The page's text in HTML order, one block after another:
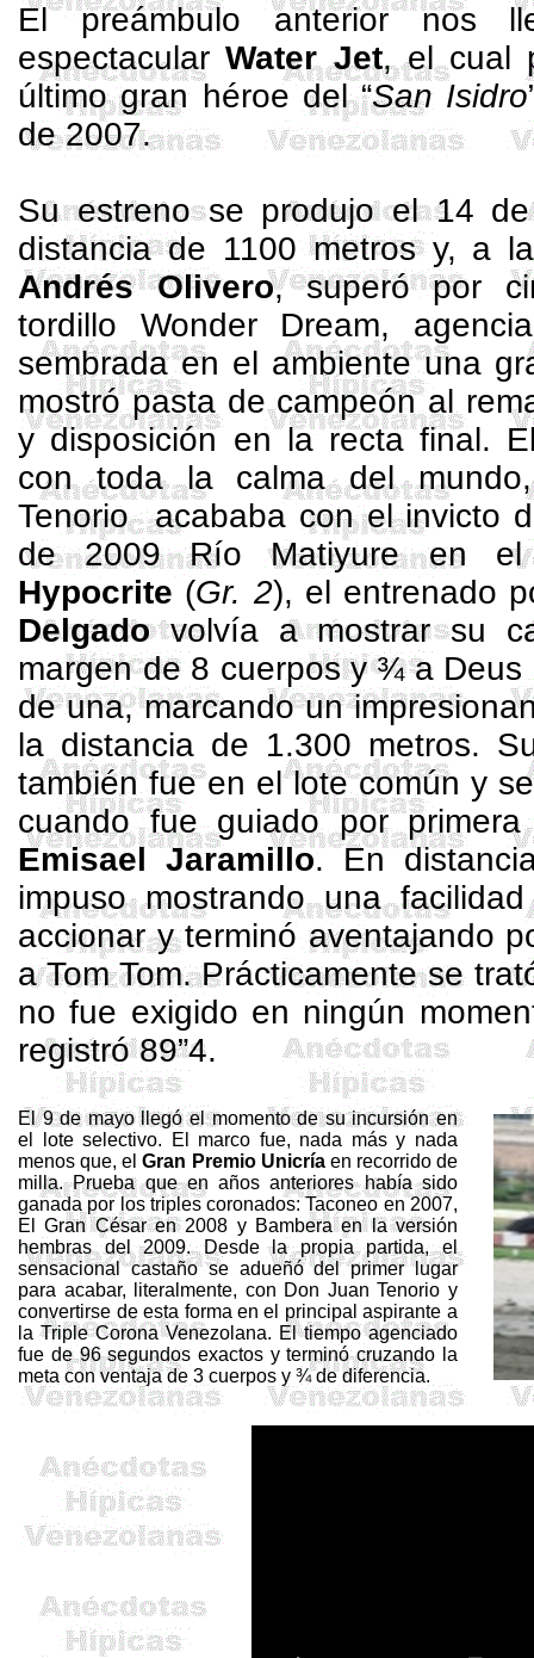
El preámbulo anterior nos
espectacularWaterJet, el cual
último gran héroe del “San Isidro
de 2007.
Su estreno se produjo el 14
distancia de 1100 metrosy, a
Andrés Olivero, superó por
tordillo Wonder Dream,
sembrada en el ambiente una
mostró pasta de campeón al
y disposición en la recta final.
con toda la calma del
Tenorio acababa con el invicto
de 2009 RíoMatiyureen el
Hypocrite (Gr. 2), el entrenado
Delgadovolvía a mostrar su
margen de 8 cuerpos y ¾ a Deus
de una, marcando un
la distancia de 1.300 metros.
también fue en el lote común y
cuando fue guiado por
EmisaelJaramillo. En
impuso mostrando una
accionar y terminó aventajando
aTom Tom. Prácticamente se
no fue exigido en ningún
registró 89”4.
El 9 de mayo llegó el momento de su incursión en
el lote selectivo. El marco fue, nada más y nada
menos que, elGran Premio Unicríaen recorrido de
milla. Prueba que en años anteriores había sido
ganada por los triples coronados: Taconeo en 2007,
El Gran César en 2008 y Bamberaen la versión
hembras del 2009. Desde la propia partida, el
sensacional castaño se adueñó del primer lugar
para acabar, literalmente, con Don Juan Tenorio y
convertirse de esta forma en el principal aspirante a
la Triple Corona Venezolana. El tiempo agenciado
fue de 96 segundos exactos y terminó cruzando la
meta con ventaja de 3 cuerpos y ¾ de diferencia.